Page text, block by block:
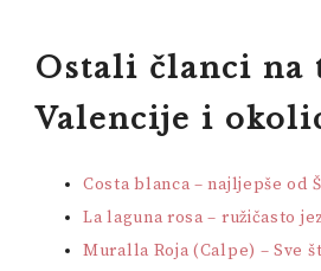
Ostali članci na
Valencije i
Costa blanca – najljepše od
La laguna rosa – ružičasto
Muralla Roja (Calpe) – Sve